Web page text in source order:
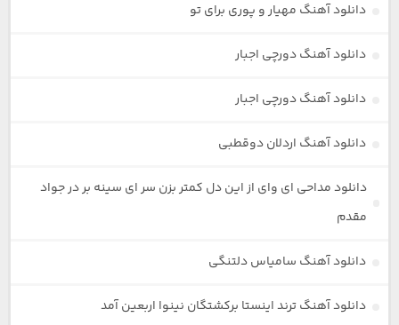
دانلود آهنگ مهیار و پوری برای تو
دانلود آهنگ دورچی اجبار
دانلود آهنگ دورچی اجبار
دانلود آهنگ اردلان دوقطبی
دانلود مداحی ای وای از این دل کمتر بزن سر ای سینه بر در جواد
مقدم
دانلود آهنگ سامیاس دلتنگی
دانلود آهنگ ترند اینستا برکشتگان نینوا اربعین آمد